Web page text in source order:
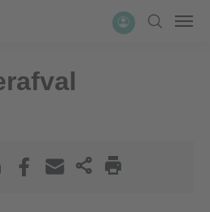
Account